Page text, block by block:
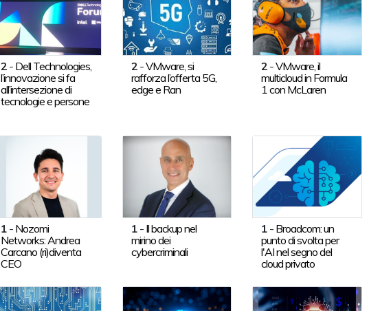
2 - Dell Technologies,
l’innovazione si fa
all’intersezione di
tecnologie e persone
2-VMware, si
rafforza l’offerta 5G,
edge e Ran
2 -VMware, il
multicloud in Formula
1 con McLaren
1 - Nozomi
Networks: Andrea
Carcano (ri)diventa
CEO
1- Il backup nel
mirino dei
cybercriminali
1 - Broadcom: un
punto di svolta per
l'AI nel segno del
cloud privato